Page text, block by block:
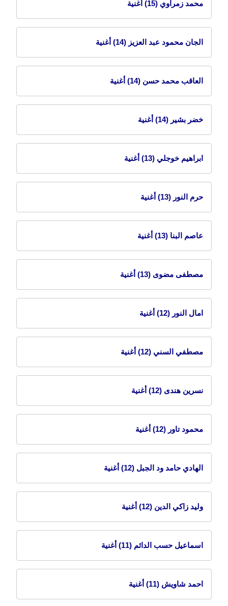
محمد زمراوي (15) أغنية
الجان محمود عبد العزيز (14) أغنية
العاقب محمد حسن (14) أغنية
خضر بشير (14) أغنية
ابراهيم خوجلي (13) أغنية
حرم النور (13) أغنية
عاصم البنا (13) أغنية
مصطفى مضوى (13) أغنية
امال النور (12) أغنية
مصطفي السني (12) أغنية
نسرين هندى (12) أغنية
محمود تاور (12) أغنية
الهادي حامد ود الجبل (12) أغنية
وليد زاكي الدين (12) أغنية
اسماعيل حسب الدائم (11) أغنية
احمد شاويش (11) أغنية